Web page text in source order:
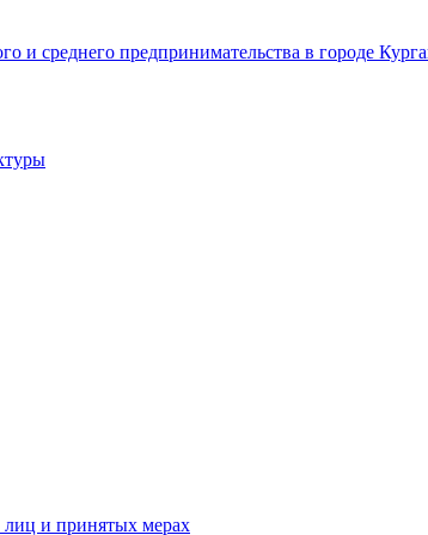
и среднего предпринимательства в городе
лиц и принятых мерах